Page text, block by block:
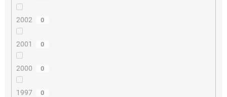
2002 0
2001 0
2000 0
1997 0